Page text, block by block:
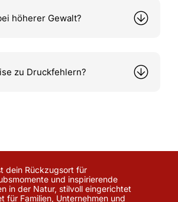
höherer Gewalt?
zu Druckfehlern?
dein Rückzugsort für
und inspirierende
in der Natur, stilvoll eingerichtet
für Familien, Unternehmen und